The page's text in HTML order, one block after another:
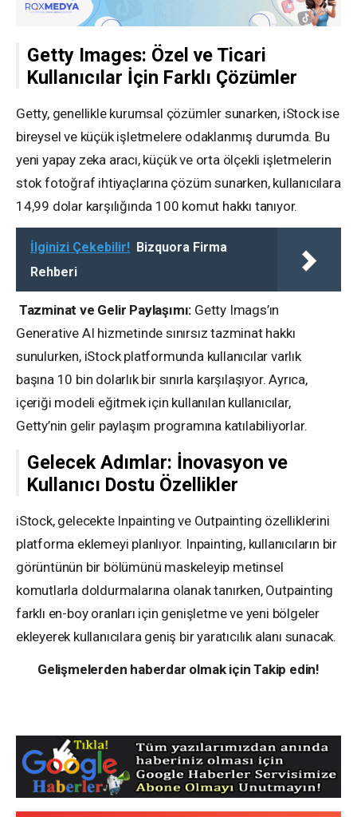
Getty Images: Özel ve Ticari
Kullanıcılar İçin Farklı Çözümler
Getty, genellikle kurumsal çözümler sunarken, iStock ise
bireysel ve küçük işletmelere odaklanmış durumda. Bu
yeni yapay zeka aracı, küçük ve orta ölçekli işletmelerin
stok fotoğraf ihtiyaçlarına çözüm sunarken, kullanıcılara
14,99 dolar karşılığında 100 komut hakkı tanıyor.
İlginizi Çekebilir! Bizquora Firma
Rehberi
Tazminat ve Gelir Paylaşımı: Getty Imags’ın
Generative AI hizmetinde sınırsız tazminat hakkı
sunulurken, iStock platformunda kullanıcılar varlık
başına 10 bin dolarlık bir sınırla karşılaşıyor. Ayrıca,
içeriği modeli eğitmek için kullanılan kullanıcılar,
Getty’nin gelir paylaşım programına katılabiliyorlar.
Gelecek Adımlar: İnovasyon ve
Kullanıcı Dostu Özellikler
iStock, gelecekte Inpainting ve Outpainting özelliklerini
platforma eklemeyi planlıyor. Inpainting, kullanıcıların bir
görüntünün bir bölümünü maskeleyip metinsel
komutlarla doldurmalarına olanak tanırken, Outpainting
farklı en-boy oranları için genişletme ve yeni bölgeler
ekleyerek kullanıcılara geniş bir yaratıcılık alanı sunacak.
Gelişmelerden haberdar olmak için Takip edin!